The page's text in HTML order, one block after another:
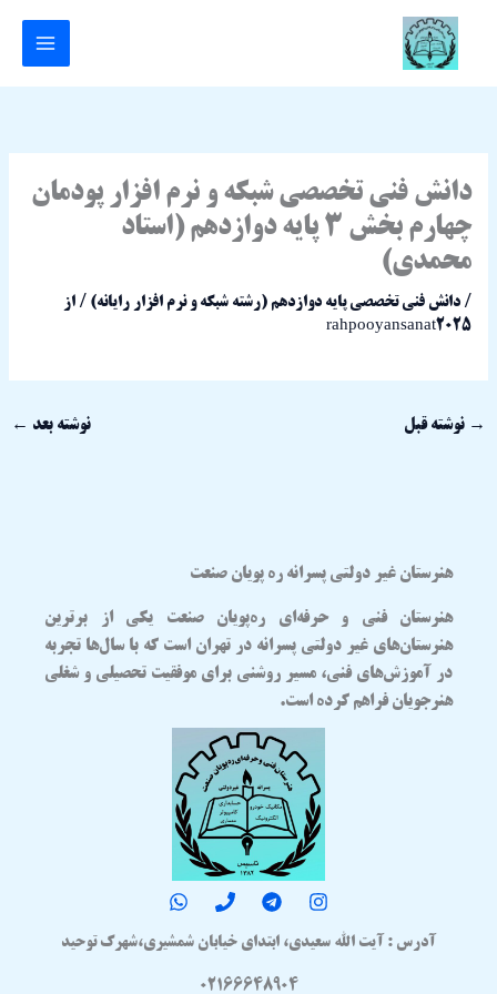
دانش فنی تخصصی شبکه و نرم افزار پودمان
چهارم بخش 3 پایه دوازدهم (استاد
محمدی)
/دانش فنی تخصصی پایه دوازدهم (رشته شبکه و نرم افزار رایانه) / از
rahpooyansanat2025
→ نوشته قبل نوشته بعد ←
هنرستان غیر دولتی پسرانه ره پویان صنعت
هنرستان فنی و حرفه‌ای ره‌پویان صنعت یکی از برترین
هنرستان‌های غیر دولتی پسرانه در تهران است که با سال‌ها تجربه
در آموزش‌های فنی، مسیر روشنی برای موفقیت تحصیلی و شغلی
هنرجویان فراهم کرده است.
آدرس : آیت الله سعیدی، ابتدای خیابان شمشیری،شهرک توحید
02166648904